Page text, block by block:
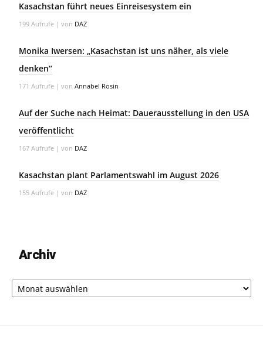
Kasachstan führt neues Einreisesystem ein
199 Aufrufe | von DAZ
Monika Iwersen: „Kasachstan ist uns näher, als viele
denken“
171 Aufrufe | von Annabel Rosin
Auf der Suche nach Heimat: Dauerausstellung in den USA
veröffentlicht
167 Aufrufe | von DAZ
Kasachstan plant Parlamentswahl im August 2026
155 Aufrufe | von DAZ
Archiv
Archiv